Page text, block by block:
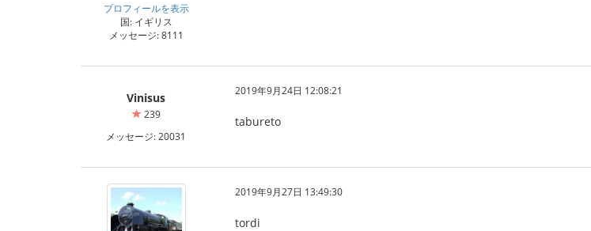
プロフィールを表示
国: イギリス
メッセージ: 8111
Vinisus
239
メッセージ: 20031
2019年9月24日 12:08:21
tabureto
2019年9月27日 13:49:30
tordi